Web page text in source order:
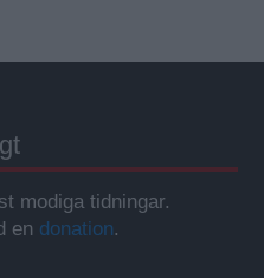
modiga tidningar.
en donation.